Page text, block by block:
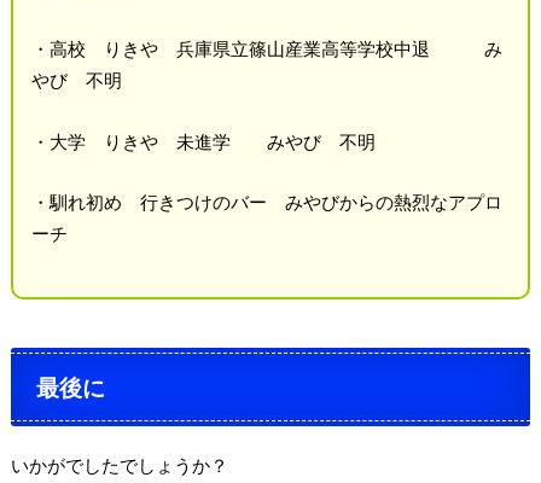
・高校 りきや 兵庫県立篠山産業高等学校中退 み
やび 不明
・大学 りきや 未進学 みやび 不明
・ 馴れ初め 行きつけのバー みやびからの熱烈なアプロ
ーチ
最後に
いかがでしたでしょうか？